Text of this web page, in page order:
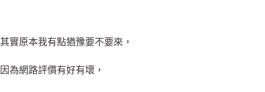
其實原本我有點猶豫要不要來，
因為網路評價有好有壞，